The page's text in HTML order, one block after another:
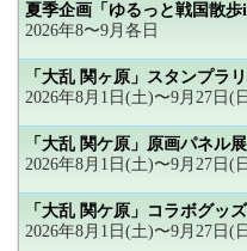
夏季企画「ゆるっと戦国散歩
2026年8〜9月各日
「大乱 関ヶ原」スタンプラ
2026年8月1日(土)〜9月27日(
「大乱 関ケ原」原画パネル展
2026年8月1日(土)〜9月27日(
「大乱 関ケ原」コラボグッ
2026年8月1日(土)〜9月27日(